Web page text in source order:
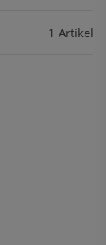
1 Artikel